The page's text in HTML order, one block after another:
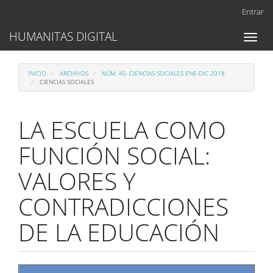
Contenido
principal
lateral
Entrar
Toggle
HUMANITAS DIGITAL
INICIO ARCHIVOS
NÚM. 45: CIENCIAS SOCIALES ENE-DIC 2018
CIENCIAS SOCIALES
LA ESCUELA COMO
FUNCIÓN SOCIAL:
VALORES Y
CONTRADICCIONES
DE LA EDUCACIÓN